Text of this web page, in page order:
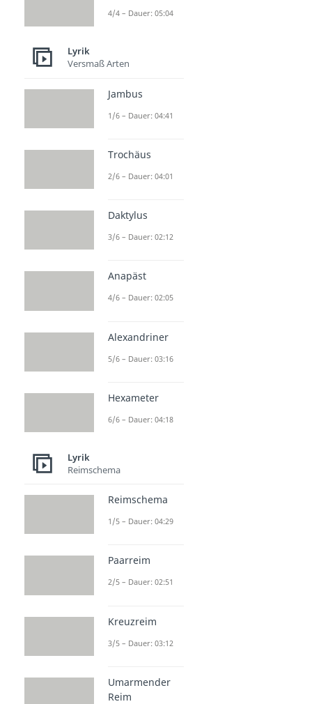
4/4 – Dauer: 05:04
Lyrik
Versmaß Arten
Jambus
1/6 – Dauer: 04:41
Trochäus
2/6 – Dauer: 04:01
Daktylus
3/6 – Dauer: 02:12
Anapäst
4/6 – Dauer: 02:05
Alexandriner
5/6 – Dauer: 03:16
Hexameter
6/6 – Dauer: 04:18
Lyrik
Reimschema
Reimschema
1/5 – Dauer: 04:29
Paarreim
2/5 – Dauer: 02:51
Kreuzreim
3/5 – Dauer: 03:12
Umarmender
Reim